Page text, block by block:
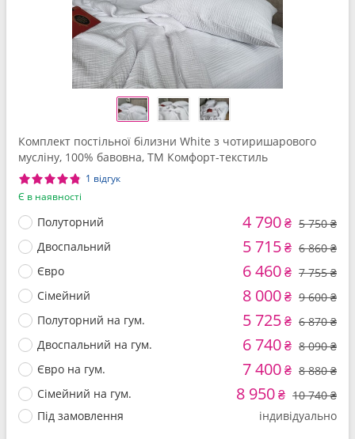
Комплект постільної білизни White з чотиришарового
мусліну, 100% бавовна, ТМ Комфорт-текстиль
1 відгук
Є в наявності
Полуторний 4 790₴ 5 750 ₴
Двоспальний
5 715₴ 6 860 ₴
Євро
6 460₴ 7 755 ₴
Сімейний
8 000₴ 9 600 ₴
Полуторний на гум.
5 725₴ 6 870 ₴
Двоспальний на гум.
6 740₴ 8 090 ₴
Євро на гум.
7 400₴ 8 880 ₴
Сімейний на гум.
8 950₴ 10 740 ₴
Під замовлення
індивідуально